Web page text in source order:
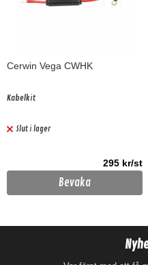
Cerwin Vega CWHK
Kabelkit
Slut i lager
295 kr/st
Bevaka